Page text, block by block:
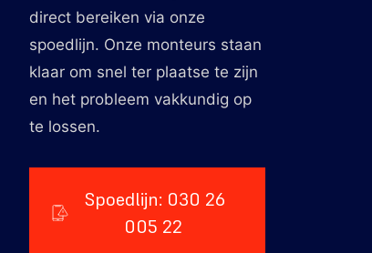
direct bereiken via onze
spoedlijn. Onze monteurs staan
klaar om snel ter plaatse te zijn
en het probleem vakkundig op
te lossen.
Spoedlijn: 030 26
005 22